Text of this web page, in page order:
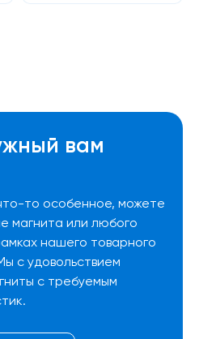
вам
то особенное, можете
магнита или любого
нашего товарного
с удовольствием
с требуемым